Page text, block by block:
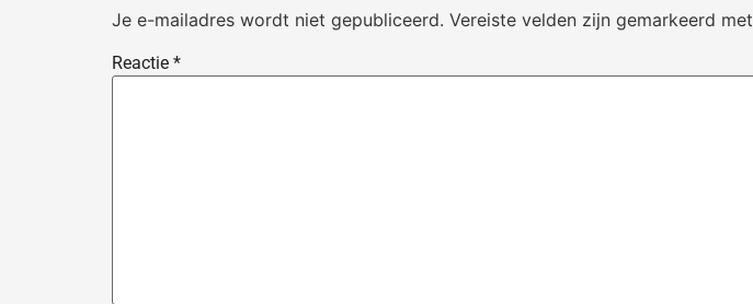
Je e-mailadres wordt niet gepubliceerd. Vereiste velden zijn gemarkeerd met
Reactie *